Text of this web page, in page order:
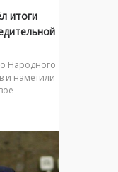
итоги
Народного
и наметили